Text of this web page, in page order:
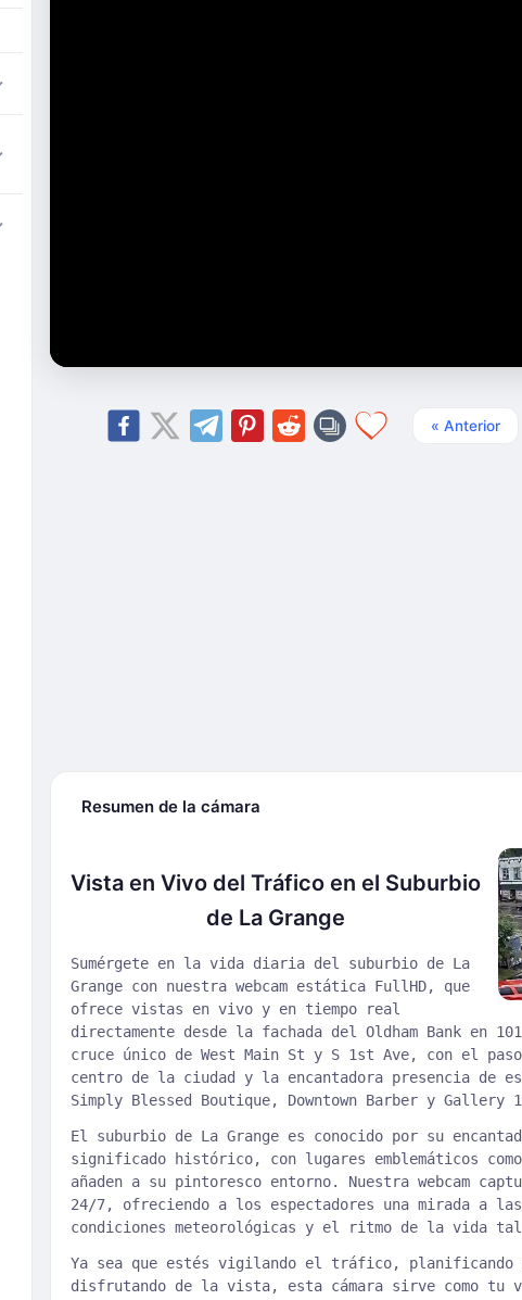
« Anterior
Resumen de la cámara
Vista en Vivo del Tráfico en el Suburbio
de La Grange
Sumérgete en la vida diaria del suburbio de La
Grange con nuestra webcam estática FullHD, que
ofrece vistas en vivo y en tiempo real
directamente desde la fachada del Oldham Bank en
cruce único de West Main St y S 1st Ave, con el
centro de la ciudad y la encantadora presencia de
Simply Blessed Boutique, Downtown Barber y Gallery
El suburbio de La Grange es conocido por su
significado histórico, con lugares emblemáticos
añaden a su pintoresco entorno. Nuestra webcam
24/7, ofreciendo a los espectadores una mirada a
condiciones meteorológicas y el ritmo de la vida
Ya sea que estés vigilando el tráfico, planificando
disfrutando de la vista, esta cámara sirve como tu